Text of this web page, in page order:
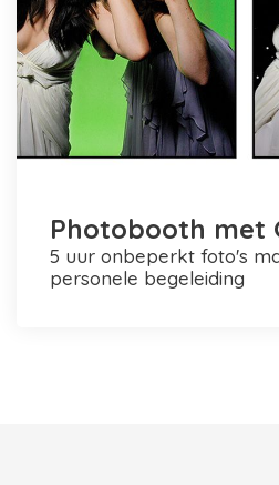
Photobooth met
5 uur onbeperkt foto's maken en printen +
personele begeleiding